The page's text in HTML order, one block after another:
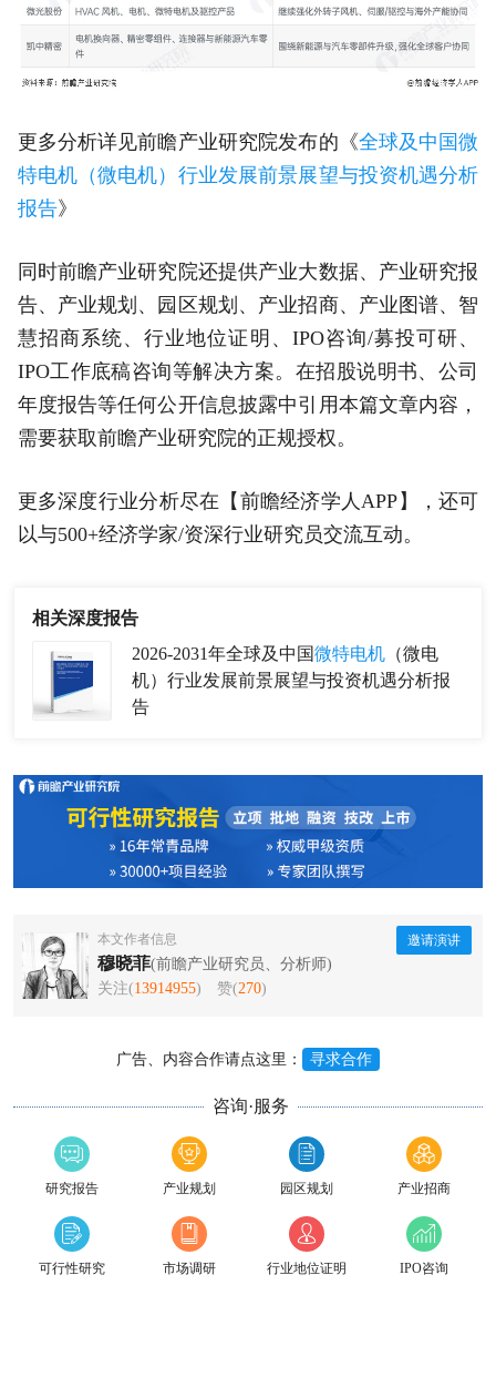
更多分析详见前瞻产业研究院发布的《全球及中国微
特电机（微电机）行业发展前景展望与投资机遇分析
报告》
同时前瞻产业研究院还提供产业大数据、产业研究报
告、产业规划、园区规划、产业招商、产业图谱、智
慧招商系统、行业地位证明、IPO咨询/募投可研、
IPO工作底稿咨询等解决方案。在招股说明书、公司
年度报告等任何公开信息披露中引用本篇文章内容，
需要获取前瞻产业研究院的正规授权。
更多深度行业分析尽在【前瞻经济学人APP】，还可
以与500+经济学家/资深行业研究员交流互动。
相关深度报告
2026-2031年全球及中国微特电机 （微电
机）行业发展前景展望与投资机遇分析报
告
本文作者信息
穆晓菲(前瞻产业研究员、分析师)
关注(13914955) 赞(270)
邀请演讲
广告、内容合作请点这里： 寻求合作
咨询·服务
研究报告 产业规划 园区规划 产业招商
可行性研究 市场调研 行业地位证明 IPO咨询